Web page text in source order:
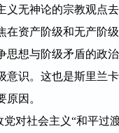
义无神论的宗教观点
在资产阶级和无产阶
想与阶级矛盾的政
意识。这也是斯里兰
因。
社会主义“和平过